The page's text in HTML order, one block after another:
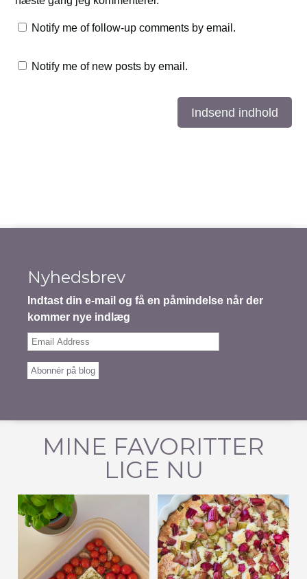
Notify me of follow-up comments by email.
Notify me of new posts by email.
Indsend indhold
Nyhedsbrev
Indtast din e-mail og få en påmindelse når der
kommer nye indlæg
Email
Abonnér på blog
MINE FAVORITTER
LIGE NU